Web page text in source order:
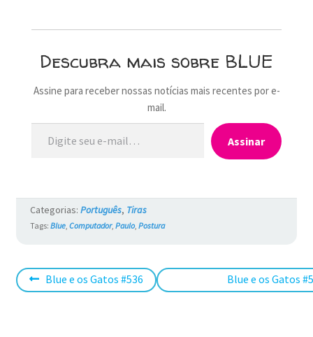
Descubra mais sobre BLUE
Assine para receber nossas notícias mais recentes por e-
mail.
Digite seu e-mail…
Assinar
Categorias: Português, Tiras
Tags: Blue, Computador, Paulo, Postura
Navegação
Post
Blue e os Gatos #536
Próximo
Blue e os Gatos